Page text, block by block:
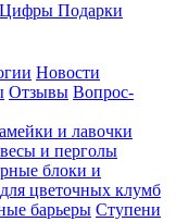
Цифры Подарки
Новости
Отзывы Вопрос-
и лавочки
и перголы
блоки и
цветочных клумб
барьеры Ступени